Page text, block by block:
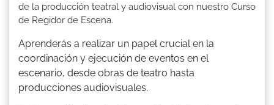
de la producción teatral y audiovisual con nuestro Curso
de Regidor de Escena.
Aprenderás a realizar un papel crucial en la
coordinación y ejecución de eventos en el
escenario, desde obras de teatro hasta
producciones audiovisuales.